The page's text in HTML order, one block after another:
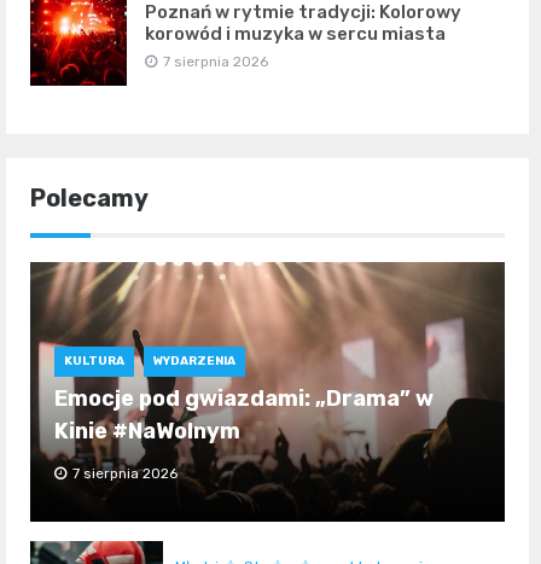
Poznań w rytmie tradycji: Kolorowy
korowód i muzyka w sercu miasta
7 sierpnia 2026
Polecamy
KULTURA WYDARZENIA
Emocje pod gwiazdami: „Drama” w
Kinie #NaWolnym
7 sierpnia 2026